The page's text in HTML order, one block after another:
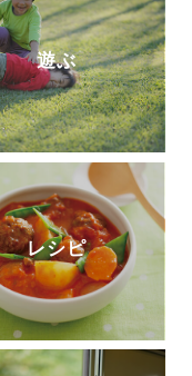
遊ぶ
レシピ